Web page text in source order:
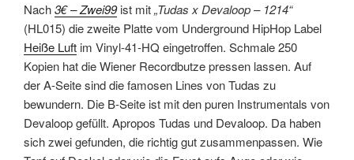
Nach3€ – Zwei99ist mit„Tudas x Devaloop – 1214“
(HL015) die zweite Platte vom Underground HipHop Label
Heiße Luft im Vinyl-41-HQ eingetroffen. Schmale 250
Kopien hat die Wiener Recordbutze pressen lassen. Auf
der A-Seite sind die famosen Lines von Tudas zu
bewundern. Die B-Seite ist mit den puren Instrumentals von
Devaloop gefüllt. Apropos Tudas und Devaloop. Da haben
sich zwei gefunden, die richtig gut zusammenpassen. Wie